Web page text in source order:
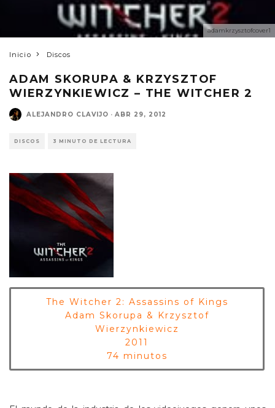
adamkrzysztofcover1
Inicio Discos
ADAM SKORUPA & KRZYSZTOF
WIERZYNKIEWICZ – THE WITCHER 2
ALEJANDRO CLAVIJO · ABR 29, 2012
DISCOS 3 MINUTO DE LECTURA
The Witcher 2: Assassins of Kings
Adam Skorupa & Krzysztof
Wierzynkiewicz
2011
74 minutos